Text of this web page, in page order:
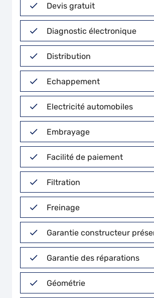
Devis gratuit
Diagnostic électronique
Distribution
Echappement
Electricité automobiles
Embrayage
Facilité de paiement
Filtration
Freinage
Garantie constructeur
Garantie des réparations
Géométrie